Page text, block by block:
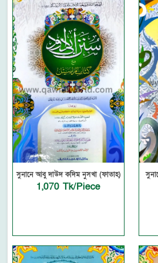
সুনানে আবু দাউদ কদিম নুসখা (ফাতাহ)
1,070 Tk/Piece